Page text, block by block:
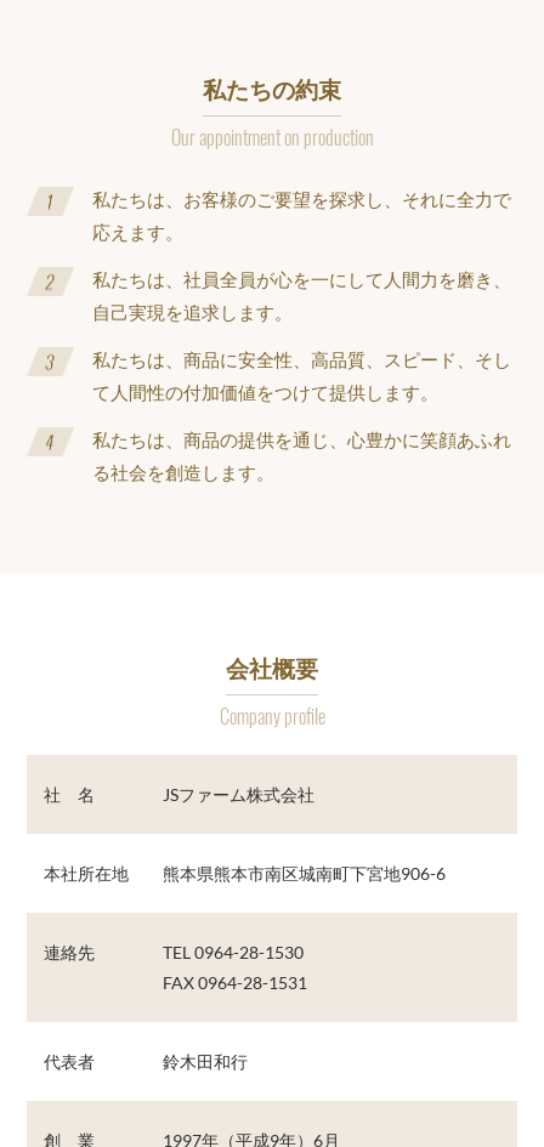
私たちの約束
Our appointment on production
私たちは、お客様のご要望を探求し、それに全力で
応えます。
私たちは、社員全員が心を一にして人間力を磨き、
自己実現を追求します。
私たちは、商品に安全性、高品質、スピード、そし
て人間性の付加価値をつけて提供します。
私たちは、商品の提供を通じ、心豊かに笑顔あふれ
る社会を創造します。
会社概要
Company profile
社 名 JSファーム株式会社
本社所在地 熊本県熊本市南区城南町下宮地906-6
連絡先
TEL 0964-28-1530
FAX 0964-28-1531
代表者 鈴木田和行
創 業 1997年（平成9年）6月